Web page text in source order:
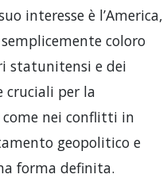
interesse è l’America,
coloro
statunitensi e dei
cruciali per la
come nei conflitti in
geopolitico e
forma definita.